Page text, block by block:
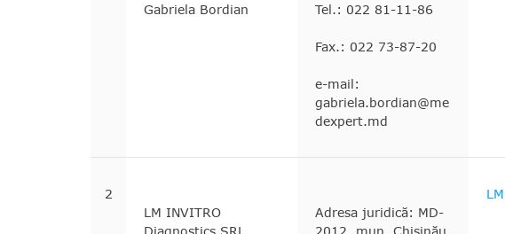
Gabriela Bordian Tel.: 022 81-11-86
Fax.: 022 73-87-20
e-mail:
gabriela.bordian@me
dexpert.md
2
LM INVITRO
Diagnostics SRL
Adresa juridică: MD-
2012, mun. Chisinău,